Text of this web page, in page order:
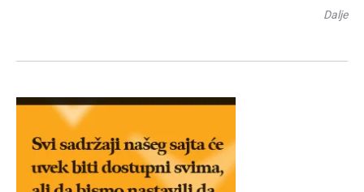
Dalje